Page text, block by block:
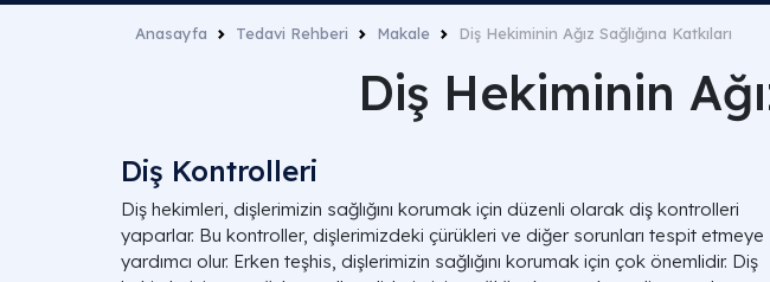
Anasayfa Tedavi Rehberi Makale Diş Hekiminin Ağız Sağlığına Katkıları
Diş Hekiminin
Diş Kontrolleri
Diş hekimleri, dişlerimizin sağlığını korumak için düzenli olarak diş kontrolleri
yaparlar. Bu kontroller, dişlerimizdeki çürükleri ve diğer sorunları tespit etmeye
yardımcı olur. Erken teşhis, dişlerimizin sağlığını korumak için çok önemlidir. Diş